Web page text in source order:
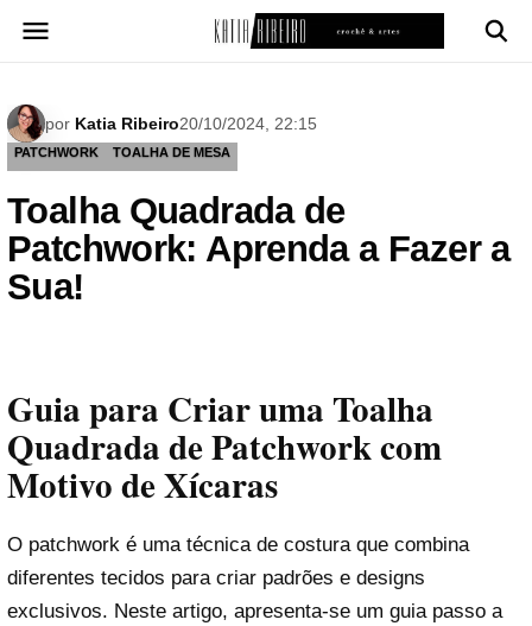
para
por Katia Ribeiro20/10/2024, 22:15
PATCHWORK TOALHA DE MESA
Toalha Quadrada de
Patchwork: Aprenda a Fazer a
Sua!
Guia para Criar uma Toalha
Quadrada de Patchwork com
Motivo de Xícaras
O patchwork é uma técnica de costura que combina
diferentes tecidos para criar padrões e designs
exclusivos. Neste artigo, apresenta-se um guia passo a